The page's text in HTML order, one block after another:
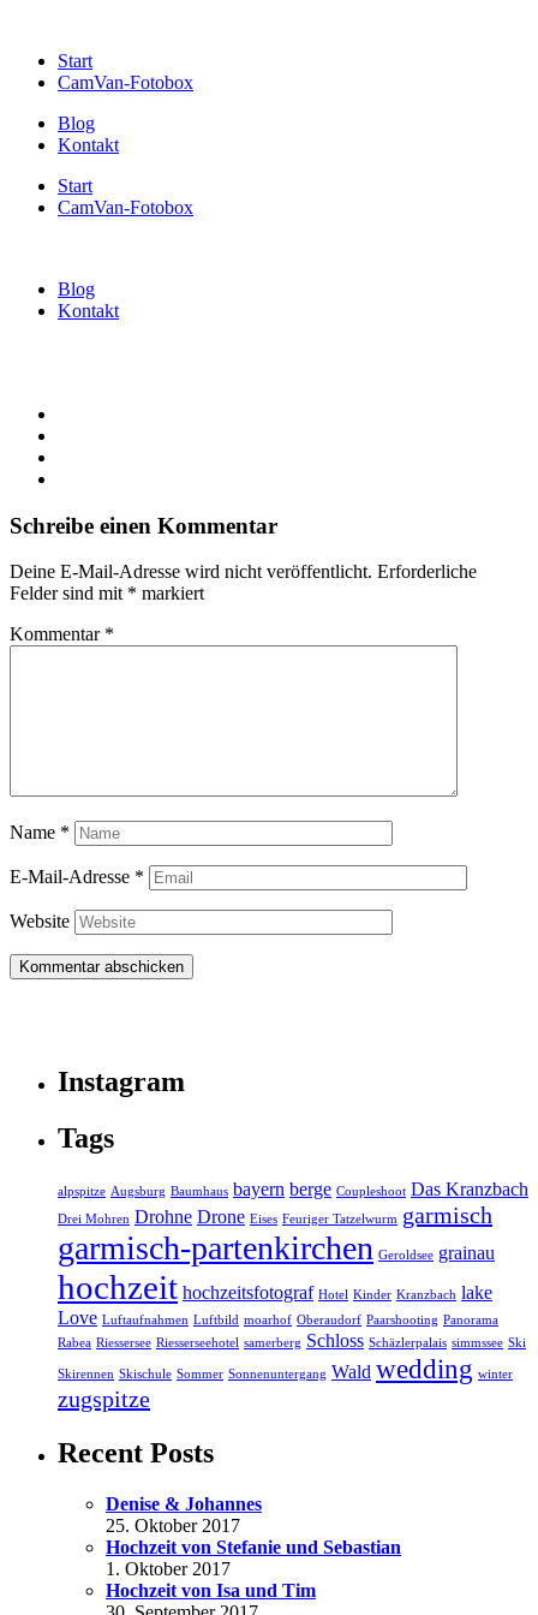
Start
CamVan-Fotobox
Blog
Kontakt
Start
CamVan-Fotobox
Blog
Kontakt
Schreibe einen Kommentar
Deine E-Mail-Adresse wird nicht veröffentlicht. Erforderliche
Felder sind mit * markiert
Kommentar *
Name *
E-Mail-Adresse *
Website
Instagram
Tags
alpspitze Augsburg Baumhaus bayern berge Coupleshoot Das Kranzbach
Drei Mohren Drohne Drone Eises Feuriger Tatzelwurm garmisch
garmisch-partenkirchen Geroldsee grainau
hochzeit hochzeitsfotograf Hotel Kinder Kranzbach lake
Love Luftaufnahmen Luftbild moarhof Oberaudorf Paarshooting Panorama
Rabea Riessersee Riesserseehotel samerberg Schloss Schäzlerpalais simmssee Ski
Skirennen Skischule Sommer Sonnenuntergang Wald wedding winter
zugspitze
Recent Posts
Denise & Johannes
25. Oktober 2017
Hochzeit von Stefanie und Sebastian
1. Oktober 2017
Hochzeit von Isa und Tim